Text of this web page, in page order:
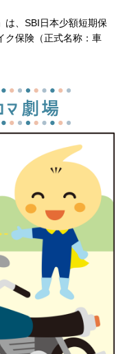
は、SBI日本少額短期保
ク保険（正式名称：車